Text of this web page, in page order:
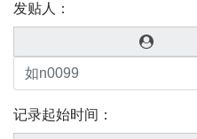
发贴人：
记录起始时间：